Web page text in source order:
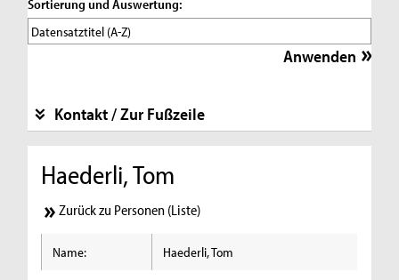
Sortierung und Auswertung:
Kontakt / Zur Fußzeile
Haederli, Tom
Zurück zu Personen (Liste)
Name: Haederli, Tom